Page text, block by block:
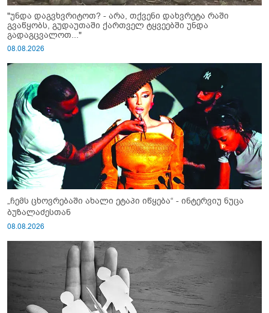
"უნდა დაგვხვრიტოთ? - არა, თქვენი დახვრეტა რაში
გვაწყობს, გუდაუთაში ქართველ ტყვეებში უნდა
გადაგცვალოთ..."
08.08.2026
„ჩემს ცხოვრებაში ახალი ეტაპი იწყება“ - ინტერვიუ ნუცა
ბუზალაძესთან
08.08.2026